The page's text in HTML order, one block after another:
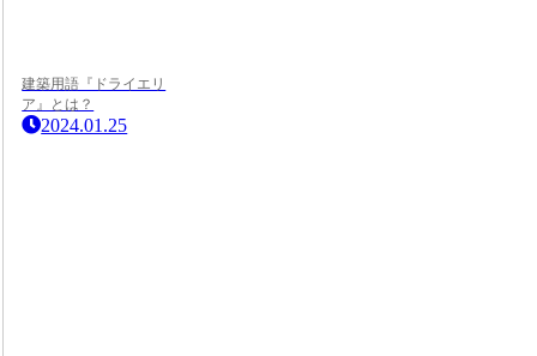
建築用語『ドライエリ
ア』とは？
2024.01.25